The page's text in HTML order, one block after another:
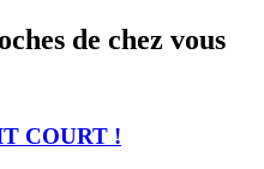
de chez vous
COURT !